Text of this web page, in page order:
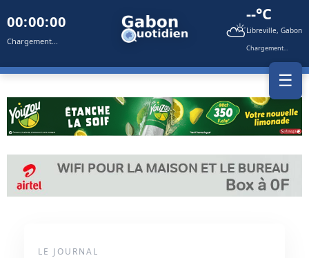
00:00:00
Chargement... ⛅
--°C
Libreville, Gabon
Chargement...
☰
LE JOURNAL